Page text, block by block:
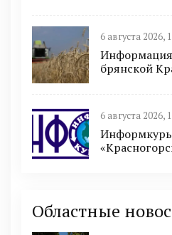
6 августа 2026,
брянской
6 августа 2026,
Областные